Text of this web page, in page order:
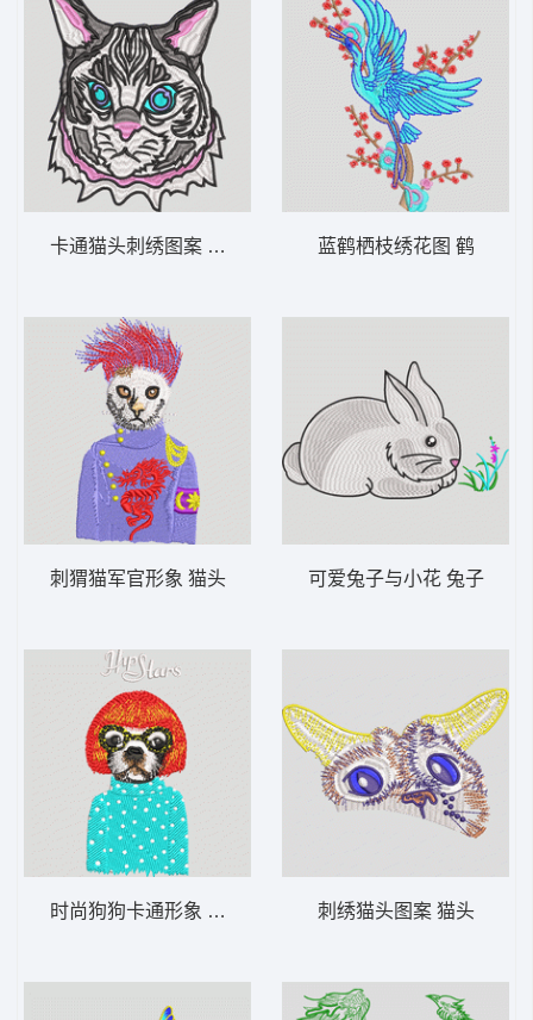
卡通猫头刺绣图案 猫头
刺猬猫军官形象 猫头
时尚狗狗卡通形象 狗头
蓝鹤栖枝绣花图 鹤
可爱兔子与小花 兔子
刺绣猫头图案 猫头